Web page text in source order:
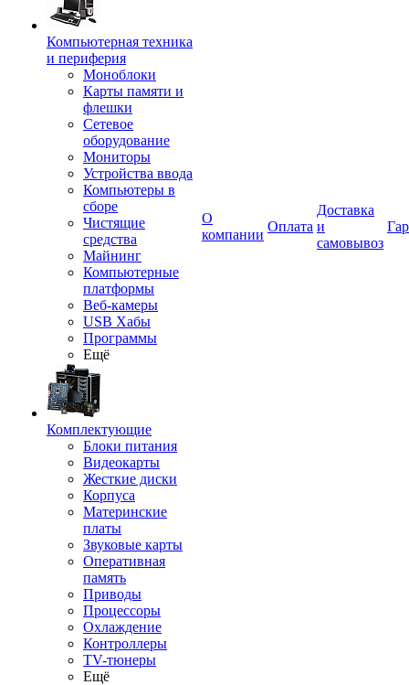
Компьютерная техника
и периферия
Моноблоки
Карты памяти и
флешки
Сетевое
оборудование
Мониторы
Устройства ввода
Компьютеры в
сборе
Чистящие
средства
Майнинг
Компьютерные
платформы
Веб-камеры
USB Хабы
Программы
Ещё
Комплектующие
Блоки питания
Видеокарты
Жесткие диски
Корпуса
Материнские
платы
Звуковые карты
Оперативная
память
Приводы
Процессоры
Охлаждение
Контроллеры
TV-тюнеры
Ещё
О
компании
Оплата
Доставка
и
самовывоз